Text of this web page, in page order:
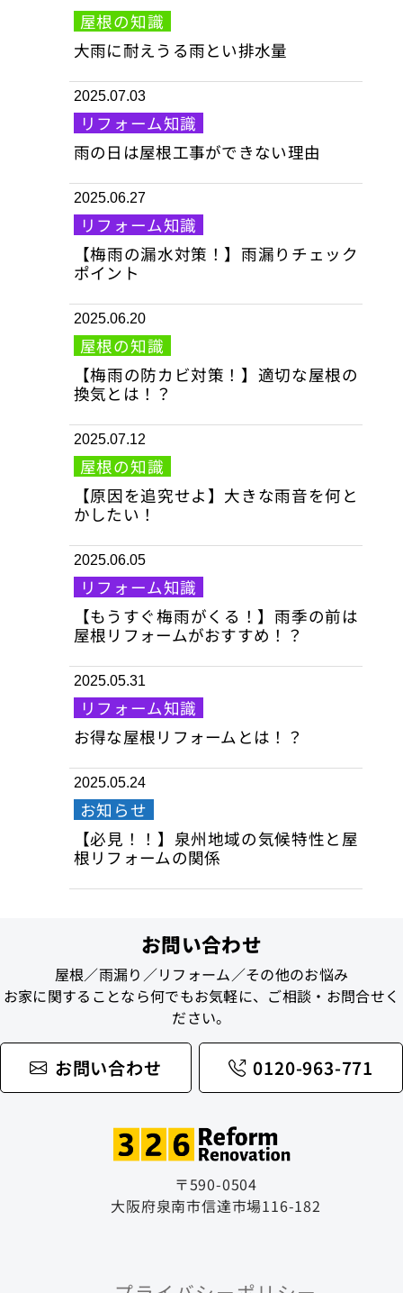
屋根の知識
大雨に耐えうる雨とい排水量
2025.07.03
リフォーム知識
雨の日は屋根工事ができない理由
2025.06.27
リフォーム知識
【梅雨の漏水対策！】雨漏りチェック
ポイント
2025.06.20
屋根の知識
【梅雨の防カビ対策！】適切な屋根の
換気とは！？
2025.07.12
屋根の知識
【原因を追究せよ】大きな雨音を何と
かしたい！
2025.06.05
リフォーム知識
【もうすぐ梅雨がくる！】雨季の前は
屋根リフォームがおすすめ！？
2025.05.31
リフォーム知識
お得な屋根リフォームとは！？
2025.05.24
お知らせ
【必見！！】泉州地域の気候特性と屋
根リフォームの関係
お問い合わせ
屋根／雨漏り／リフォーム／その他のお悩み
お家に関することなら何でもお気軽に、ご相談・お問合せく
ださい。
お問い合わせ 0120-963-771
〒590-0504
大阪府泉南市信達市場116-182